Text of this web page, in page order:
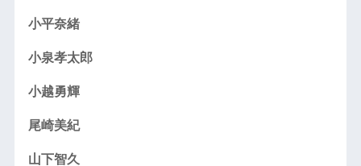
小平奈緒
小泉孝太郎
小越勇輝
尾崎美紀
山下智久